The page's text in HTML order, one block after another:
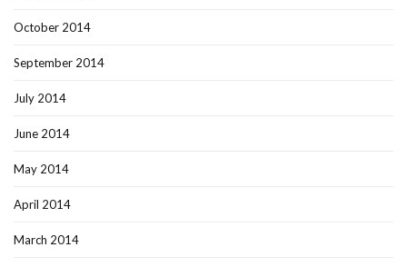
October 2014
September 2014
July 2014
June 2014
May 2014
April 2014
March 2014